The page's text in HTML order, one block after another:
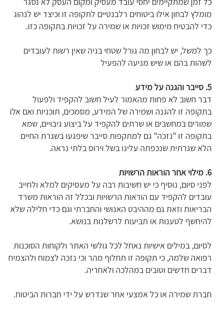
מומלץ לבחון אילו ביטוחים רלבנטיים לתקופה זו וכיצד יש לנהוג
כדי להבטיח מימוש זכויות או שמירה על זכויות בתקופה כזו.
כך למשל, יש לבחון מה גורל שטחי בניה שאין רשות לעובדים
לשהות בהם או שיש מניעה להפעיל
5. סייבר והגנה על מידע
דבר חשוב לא פחות מהאמור לעיל חשוב להקפיד ולפעול
בתקופה זו להגנה ושמירה של המידע, מסמכים, תוכניות ואם אלו
שמורים במחשבים או שרתים להקפיד על ביצוע גיבויים, שמא
בתקופה זו "נזכה" גם למתקפות סייבר שיפגעו בשגרת החיים
הלא שגרתית שנכפתה עלינו בשל וירוס בלתי נראה.
6. מילוי אחר הוראות הרשויות
לפני סיום, נוסיף כי יש חשיבות רבה על מעסיקים למלא ולחייב
עובדים להקפיד עם הוראות הרשויות ובכלל זה הוראות משרד
הבריאות וזאת גם מההיבט האנושי והחברתי וגם כדי חלילה שלא
להיחשף לטענות או תביעות לרשלנות בנושא.
לסיום, במילים אישיות נאחל לכל גולשי האתר ולקוחות הסוכנות
רפואה שלמה, כי תקופה זו תחלוף מהר וכי נזכה לצמוח ולהצמיח
דברים חדשים וטובים במהלכה ולאחריה.
חברת שמירה או כל אמצעי אחר שנדרש על ידי חברות הביטוח.